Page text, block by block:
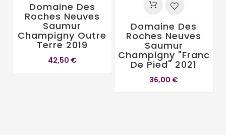
Domaine Des
Roches Neuves
Saumur
Champigny Outre
Terre 2019
42,50 €
Domaine Des
Roches Neuves
Saumur
Champigny "Franc
De Pied" 2021
36,00 €